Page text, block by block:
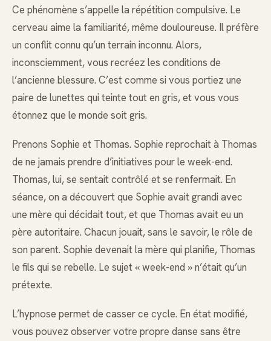
Ce phénomène s’appelle la répétition compulsive. Le
cerveau aime la familiarité, même douloureuse. Il préfère
un conflit connu qu’un terrain inconnu. Alors,
inconsciemment, vous recréez les conditions de
l’ancienne blessure. C’est comme si vous portiez une
paire de lunettes qui teinte tout en gris, et vous vous
étonnez que le monde soit gris.
Prenons Sophie et Thomas. Sophie reprochait à Thomas
de ne jamais prendre d’initiatives pour le week-end.
Thomas, lui, se sentait contrôlé et se renfermait. En
séance, on a découvert que Sophie avait grandi avec
une mère qui décidait tout, et que Thomas avait eu un
père autoritaire. Chacun jouait, sans le savoir, le rôle de
son parent. Sophie devenait la mère qui planifie, Thomas
le fils qui se rebelle. Le sujet « week-end » n’était qu’un
prétexte.
L’hypnose permet de casser ce cycle. En état modifié,
vous pouvez observer votre propre danse sans être